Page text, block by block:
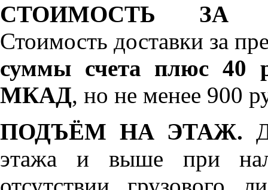
СТОИМОСТЬ ЗА
Стоимость доставки за
суммы счета плюс 40
МКАД, но не менее 900
ПОДЪЁМ НА ЭТАЖ.
этажа и выше при